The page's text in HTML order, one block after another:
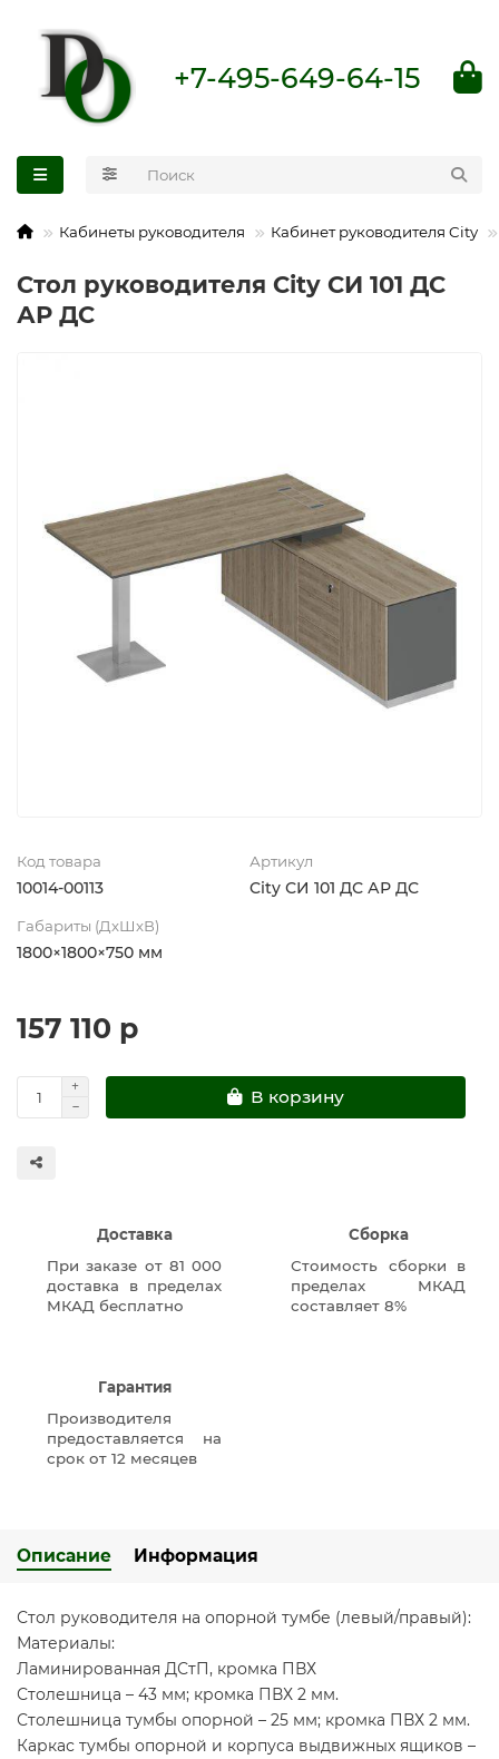
+7-495-649-64-15
Кабинеты руководителя Кабинет руководителя City
Стол руководителя City СИ 101 ДС
АР ДС
Код товара
10014-00113
Артикул
City СИ 101 ДС АР ДС
Габариты (ДхШхВ)
1800×1800×750 мм
157 110 р
В корзину
Доставка
При заказе от 81 000
доставка в пределах
МКАД бесплатно
Сборка
Стоимость сборки в
пределах МКАД
составляет 8%
Гарантия
Производителя
предоставляется на
срок от 12 месяцев
Описание Информация
Стол руководителя на опорной тумбе (левый/правый):
Материалы:
Ламинированная ДСтП, кромка ПВХ
Столешница – 43 мм; кромка ПВХ 2 мм.
Столешница тумбы опорной – 25 мм; кромка ПВХ 2 мм.
Каркас тумбы опорной и корпуса выдвижных ящиков –